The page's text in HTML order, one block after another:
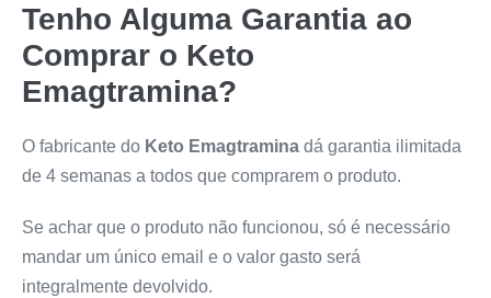
Tenho Alguma Garantia ao
Comprar o Keto
Emagtramina?
O fabricante do Keto Emagtramina dá garantia ilimitada
de 4 semanas a todos que comprarem o produto.
Se achar que o produto não funcionou, só é necessário
mandar um único email e o valor gasto será
integralmente devolvido.